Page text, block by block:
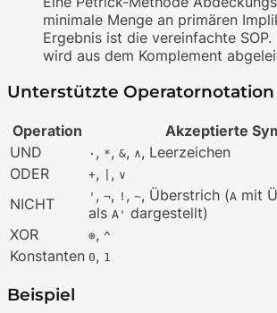
minimale Menge an primären
Ergebnis ist die vereinfachte SOP.
wird aus dem Komplement
Unterstützte Operatornotation
Operation
Akzeptierte
UND
· , *, &, ∧, Leerzeichen
ODER
+, , ∨
NICHT ' , ¬, ! , ~, Überstrich (A mit
als A' dargestellt)
XOR
⊕, ^
Konstanten 0, 1
Beispiel